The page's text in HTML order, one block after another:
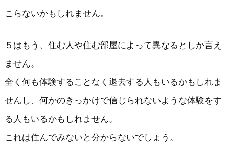
こらないかもしれません。
５はもう、住む人や住む部屋によって異なるとしか言え
ません。
全く何も体験することなく退去する人もいるかもしれま
せんし、何かのきっかけで信じられないような体験をす
る人もいるかもしれません。
これは住んでみないと分からないでしょう。